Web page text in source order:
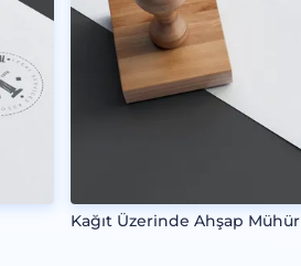
Kağıt Üzerinde Ahşap Mühür